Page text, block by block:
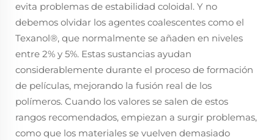
evita problemas de estabilidad coloidal. Y no
debemos olvidar los agentes coalescentes como el
Texanol®, que normalmente se añaden en niveles
entre 2% y 5%. Estas sustancias ayudan
considerablemente durante el proceso de formación
de películas, mejorando la fusión real de los
polímeros. Cuando los valores se salen de estos
rangos recomendados, empiezan a surgir problemas,
como que los materiales se vuelven demasiado